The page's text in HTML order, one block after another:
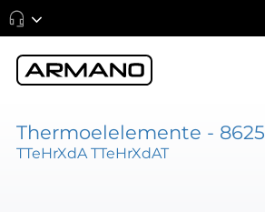
Thermoelelemente - 8625
TTeHrXdA TTeHrXdAT